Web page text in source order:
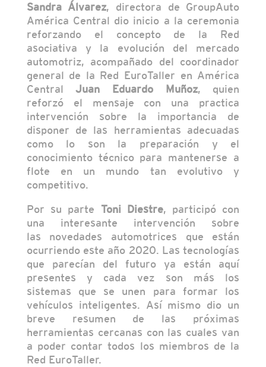
Sandra Álvarez, directora de GroupAuto
América Central dio inicio a la ceremonia
reforzando el concepto de la Red
asociativa y la evolución del mercado
automotriz, acompañado del coordinador
general de la Red EuroTaller en América
CentralJuan Eduardo Muñoz, quien
reforzó el mensaje con una practica
intervención sobre la importancia de
disponer de las herramientas adecuadas
como lo son la preparación y el
conocimiento técnico para mantenerse a
flote en un mundo tan evolutivo y
competitivo.
Por su parte Toni Diestre, participó con
una interesante intervención sobre
las novedades automotrices que están
ocurriendo este año 2020. Las tecnologías
que parecían del futuro ya están aquí
presentes y cada vez son más los
sistemas que se unen para formar los
vehículos inteligentes. Así mismo dio un
breve resumen de las próximas
herramientas cercanas con las cuales van
a poder contar todos los miembros de la
Red EuroTaller.